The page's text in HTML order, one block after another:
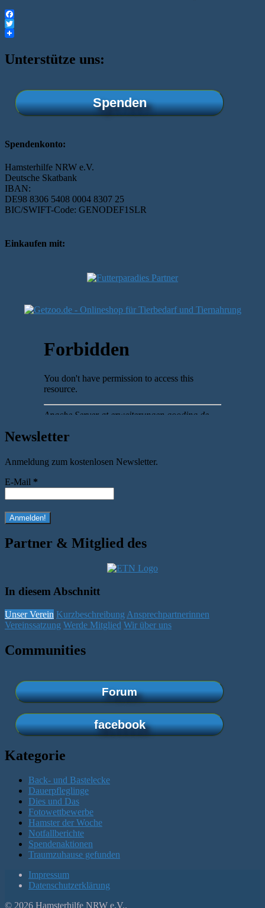
Facebook
Twitter
Unterstütze uns:
Spenden
Spendenkonto:
Hamsterhilfe NRW e.V.
Deutsche Skatbank
IBAN:
DE98 8306 5408 0004 8307 25
BIC/SWIFT-Code: GENODEF1SLR
Einkaufen mit:
Newsletter
Anmeldung zum kostenlosen Newsletter.
E-Mail *
Partner & Mitglied des
In diesem Abschnitt
Unser Verein Kurzbeschreibung Ansprechpartnerinnen
Vereinssatzung Werde Mitglied Wir über uns
Communities
Forum
facebook
Kategorie
Back- und Bastelecke
Dauerpfleglinge
Dies und Das
Fotowettbewerbe
Hamster der Woche
Notfallberichte
Spendenaktionen
Traumzuhause gefunden
Impressum
Datenschutzerklärung
© 2026 Hamsterhilfe NRW e.V..